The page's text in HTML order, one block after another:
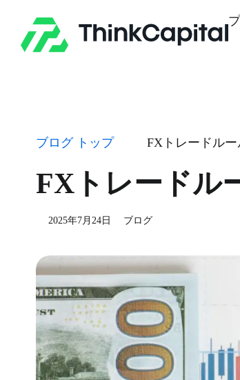
content
ブログ トップ FXトレードル
FXトレードル
2025年7月24日 ブログ